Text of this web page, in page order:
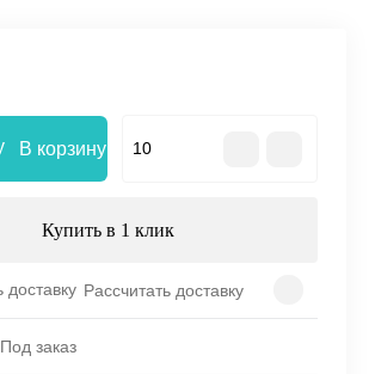
В корзину
Купить в 1 клик
Рассчитать доставку
Под заказ